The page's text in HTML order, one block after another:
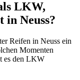
LKW,
in Neuss?
Reifen in Neuss ein
Momenten
es den LKW